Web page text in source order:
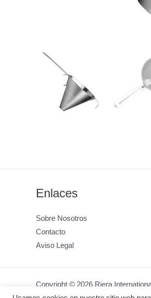
Enlaces
Sobre Nosotros
Contacto
Aviso Legal
Copyright © 2026 Riera